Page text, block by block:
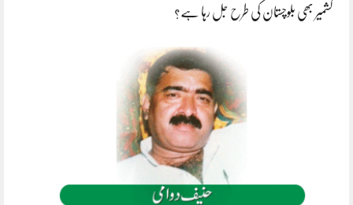
کشمیر بھی بلوچستان کی طرح جل رہا ہے؟